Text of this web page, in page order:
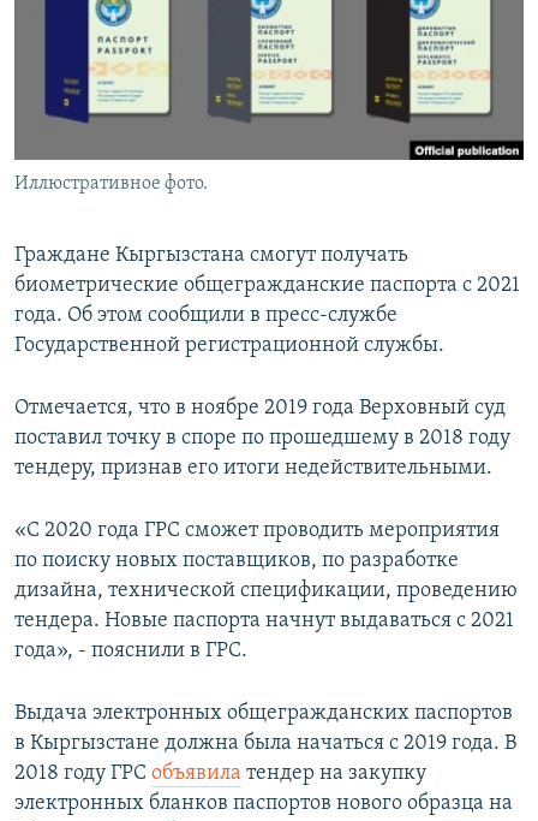
Иллюстративное фото.
Граждане Кыргызстана смогут получать
биометрические общегражданские паспорта с 2021
года. Об этом сообщили в пресс-службе
Государственной регистрационной службы.
Отмечается, что в ноябре 2019 года Верховный суд
поставил точку в споре по прошедшему в 2018 году
тендеру, признав его итоги недействительными.
«С 2020 года ГРС сможет проводить мероприятия
по поиску новых поставщиков, по разработке
дизайна, технической спецификации, проведению
тендера. Новые паспорта начнут выдаваться с 2021
года», - пояснили в ГРС.
Выдача электронных общегражданских паспортов
в Кыргызстане должна была начаться с 2019 года. В
2018 году ГРС объявила тендер на закупку
электронных бланков паспортов нового образца на